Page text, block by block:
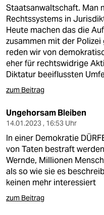
Staatsanwaltschaft. Man
Rechtssystems in
Heute machen das die
zusammen mit der
reden wir von
eher für rechtswidrige
Diktatur beeiflussten
zum Beitrag
Ungehorsam Bleiben
14.01.2023 , 16:53 Uhr
In einer Demokratie
von Taten bestraft
Wernde, Millionen
als so wie sie es
keinen mehr interessiert
zum Beitrag